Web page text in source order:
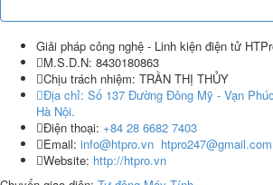
Giải pháp công nghệ - Linh kiện điện tử
M.S.D.N: 8430180863
Chịu trách nhiệm: TRẦN THỊ THỦY
Địa chỉ: Số 137 Đường Đông Mỹ - Vạn
Hà Nội.
Điện thoại: +84 28 6682 7403
Email: info@htpro.vn htpro247@gmail.com
Website: http://htpro.vn